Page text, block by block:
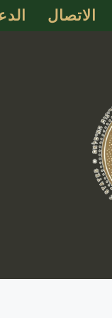
الاتصال